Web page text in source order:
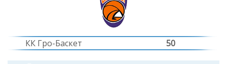
КК Гро-Баскет 50